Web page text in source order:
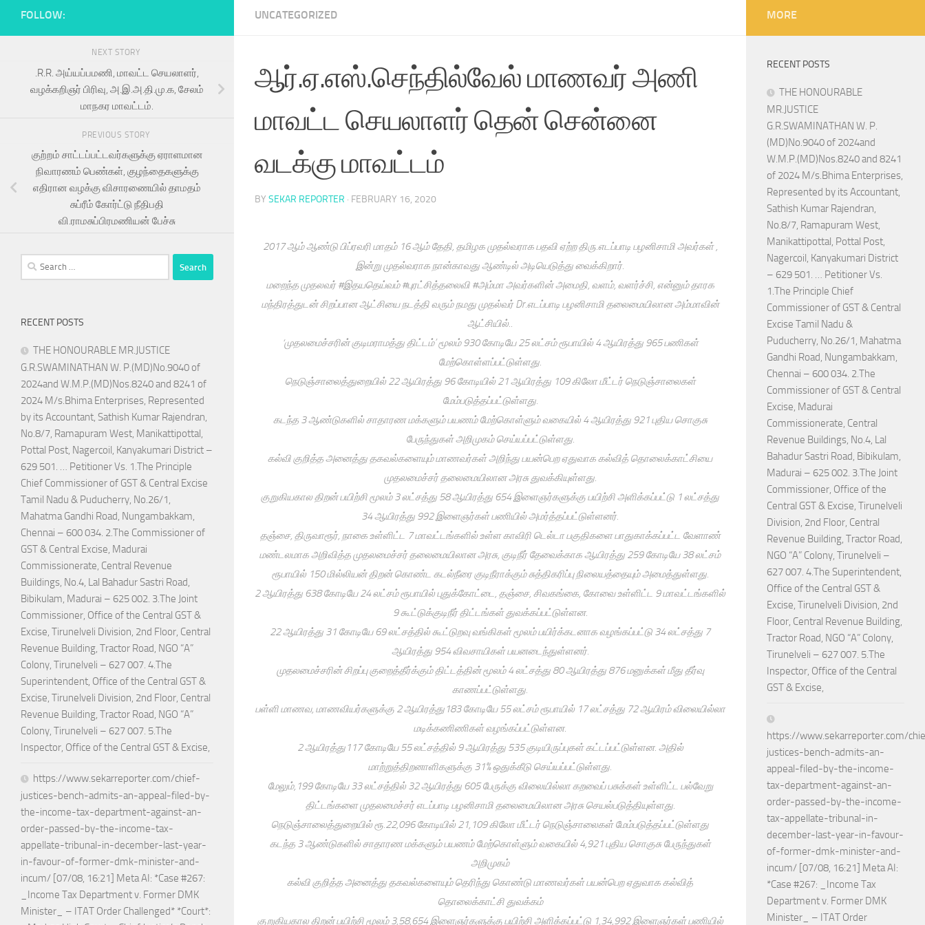
UNCATEGORIZED
ஆர்.ஏ.எஸ்.செந்தில்வேல் மாணவர் அணி
மாவட்ட செயலாளர் தென் சென்னை
வடக்கு மாவட்டம்
BY SEKAR REPORTER · FEBRUARY 16, 2020
2017 ஆம் ஆண்டு பிப்ரவரி மாதம் 16 ஆம் தேதி, தமிழக முதல்வராக பதவி ஏற்ற திரு.எடப்பாடி பழனிசாமி அவர்கள் ,
இன்று முதல்வராக நான்காவது ஆண்டில் அடியெடுத்து வைக்கிறார்.
மறைந்த முதலவர் #இதயதெய்வம் #புரட்சித்தலைவி #அம்மா அவர்களின் அமைதி, வளம், வளர்ச்சி, என்னும் தாரக
மந்திரத்துடன் சிறப்பான ஆட்சியை நடத்தி வரும் நமது முதல்வர் Dr.எடப்பாடி பழனிசாமி தலைமையிலான அம்மாவின்
ஆட்சியில்..
‘முதலமைச்சரின் குடிமராமத்து திட்டம்’ மூலம் 930 கோடியே 25 லட்சம் ரூபாயில் 4 ஆயிரத்து 965 பணிகள்
மேற்கொள்ளப்பட்டுள்ளது.
நெடுஞ்சாலைத்துறையில் 22 ஆயிரத்து 96 கோடியில் 21 ஆயிரத்து 109 கிலோ மீட்டர் நெடுஞ்சாலைகள்
மேம்படுத்தப்பட்டுள்ளது.
கடந்த 3 ஆண்டுகளில் சாதாரண மக்களும் பயணம் மேற்கொள்ளும் வகையில் 4 ஆயிரத்து 921 புதிய சொகுசு
பேருந்துகள் அறிமுகம் செய்யப்பட்டுள்ளது.
கல்வி குறித்த அனைத்து தகவல்களையும் மாணவர்கள் அறிந்து பயன்பெற ஏதுவாக கல்வித் தொலைக்காட்சியை
முதலமைச்சர் தலைமையிலான அரசு துவக்கியுள்ளது.
குறுகியகால திறன் பயிற்சி மூலம் 3 லட்சத்து 58 ஆயிரத்து 654 இளைஞர்களுக்கு பயிற்சி அளிக்கப்பட்டு 1 லட்சத்து
34 ஆயிரத்து 992 இளைஞர்கள் பணியில் அமர்த்தப்பட்டுள்ளனர்.
தஞ்சை, திருவாரூர், நாகை உள்ளிட்ட 7 மாவட்டங்களில் உள்ள காவிரி டெல்டா பகுதிகளை பாதுகாக்கப்பட்ட வேளாண்
மண்டலமாக அறிவித்த முதலமைச்சர் தலைமையிலான அரசு, குடிநீர் தேவைக்காக ஆயிரத்து 259 கோடியே 38 லட்சம்
ரூபாயில் 150 மில்லியன் திறன் கொண்ட கடல்நீரை குடிநீராக்கும் சுத்திகரிப்பு நிலையத்தையும் அமைத்துள்ளது.
2 ஆயிரத்து 638 கோடியே 24 லட்சம் ரூபாயில் புதுக்கோட்டை, தஞ்சை, சிவகங்கை, கோவை உள்ளிட்ட 9 மாவட்டங்களில்
9 கூட்டுக்குடிநீர் திட்டங்கள் துவக்கப்பட்டுள்ளன.
22 ஆயிரத்து 31 கோடியே 69 லட்சத்தில் கூட்டுறவு வங்கிகள் மூலம் பயிர்க்கடனாக வழங்கப்பட்டு 34 லட்சத்து 7
ஆயிரத்து 954 விவசாயிகள் பயனடைந்துள்ளனர்.
முதலமைச்சரின் சிறப்பு குறைத்தீர்க்கும் திட்டத்தின் மூலம் 4 லட்சத்து 80 ஆயிரத்து 876 மனுக்கள் மீது தீர்வு
காணப்பட்டுள்ளது.
பள்ளி மாணவ, மாணவியர்களுக்கு 2 ஆயிரத்து183 கோடியே 55 லட்சம் ரூபாயில் 17 லட்சத்து 72 ஆயிரம் விலையில்லா
மடிக்கணிணிகள் வழங்கப்பட்டுள்ளன.
2 ஆயிரத்து117 கோடியே 55 லட்சத்தில் 9 ஆயிரத்து 535 குடியிருப்புகள் கட்டப்பட்டுள்ளன. அதில்
மாற்றுத்திறனாளிகளுக்கு 31% ஒதுக்கீடு செய்யப்பட்டுள்ளது.
மேலும்,199 கோடியே 33 லட்சத்தில் 32 ஆயிரத்து 605 பேருக்கு விலையில்லா கறவைப் பசுக்கள் உள்ளிட்ட பல்வேறு
திட்டங்களை முதலமைச்சர் எடப்பாடி பழனிசாமி தலைமையிலான அரசு செயல்படுத்தியுள்ளது.
நெடுஞ்சாலைத்துறையில் ரூ.22,096 கோடியில் 21,109 கிலோ மீட்டர் நெடுஞ்சாலைகள் மேம்படுத்தப்பட்டுள்ளது
கடந்த 3 ஆண்டுகளில் சாதாரண மக்களும் பயணம் மேற்கொள்ளும் வகையில் 4,921 புதிய சொகுசு பேருந்துகள்
அறிமுகம்
கல்வி குறித்த அனைத்து தகவல்களையும் தெரிந்து கொண்டு மாணவர்கள் பயன்பெற ஏதுவாக கல்வித்
தொலைக்காட்சி துவக்கம்
குறுகியகால திறன் பயிற்சி மூலம் 3,58,654 இளைஞர்களுக்கு பயிற்சி அளிக்கப்பட்டு 1,34,992 இளைஞர்கள் பணியில்
FOLLOW:
NEXT STORY
.R.R. அய்யப்பமணி, மாவட்ட செயலாளர்,
வழக்கறிஞர் பிரிவு, அ.இ.அ.தி.மு.க, சேலம்
மாநகர மாவட்டம்.
PREVIOUS STORY
குற்றம் சாட்டப்பட்டவர்களுக்கு ஏராளமான
நிவாரணம் பெண்கள், குழந்தைகளுக்கு
எதிரான வழக்கு விசாரணையில் தாமதம்
சுப்ரீம் கோர்ட்டு நீதிபதி
வி.ராமசுப்பிரமணியன் பேச்சு
Search
for:
RECENT POSTS
THE HONOURABLE MR.JUSTICE
G.R.SWAMINATHAN W. P.(MD)No.9040 of
2024and W.M.P.(MD)Nos.8240 and 8241 of
2024 M/s.Bhima Enterprises, Represented
by its Accountant, Sathish Kumar Rajendran,
No.8/7, Ramapuram West, Manikattipottal,
Pottal Post, Nagercoil, Kanyakumari District –
629 501. … Petitioner Vs. 1.The Principle
Chief Commissioner of GST & Central Excise
Tamil Nadu & Puducherry, No.26/1,
Mahatma Gandhi Road, Nungambakkam,
Chennai – 600 034. 2.The Commissioner of
GST & Central Excise, Madurai
Commissionerate, Central Revenue
Buildings, No.4, Lal Bahadur Sastri Road,
Bibikulam, Madurai – 625 002. 3.The Joint
Commissioner, Office of the Central GST &
Excise, Tirunelveli Division, 2nd Floor, Central
Revenue Building, Tractor Road, NGO “A”
Colony, Tirunelveli – 627 007. 4.The
Superintendent, Office of the Central GST &
Excise, Tirunelveli Division, 2nd Floor, Central
Revenue Building, Tractor Road, NGO “A”
Colony, Tirunelveli – 627 007. 5.The
Inspector, Office of the Central GST & Excise,
https://www.sekarreporter.com/chief-
justices-bench-admits-an-appeal-filed-by-
the-income-tax-department-against-an-
order-passed-by-the-income-tax-
appellate-tribunal-in-december-last-year-
in-favour-of-former-dmk-minister-and-
incum/ [07/08, 16:21] Meta AI: *Case #267:
_Income Tax Department v. Former DMK
Minister_ – ITAT Order Challenged* *Court*:
MORE
RECENT POSTS
THE HONOURABLE
MR.JUSTICE
G.R.SWAMINATHAN W. P.
(MD)No.9040 of 2024and
W.M.P.(MD)Nos.8240 and 8241
of 2024 M/s.Bhima Enterprises,
Represented by its Accountant,
Sathish Kumar Rajendran,
No.8/7, Ramapuram West,
Manikattipottal, Pottal Post,
Nagercoil, Kanyakumari District
– 629 501. … Petitioner Vs.
1.The Principle Chief
Commissioner of GST & Central
Excise Tamil Nadu &
Puducherry, No.26/1, Mahatma
Gandhi Road, Nungambakkam,
Chennai – 600 034. 2.The
Commissioner of GST & Central
Excise, Madurai
Commissionerate, Central
Revenue Buildings, No.4, Lal
Bahadur Sastri Road, Bibikulam,
Madurai – 625 002. 3.The Joint
Commissioner, Office of the
Central GST & Excise, Tirunelveli
Division, 2nd Floor, Central
Revenue Building, Tractor Road,
NGO “A” Colony, Tirunelveli –
627 007. 4.The Superintendent,
Office of the Central GST &
Excise, Tirunelveli Division, 2nd
Floor, Central Revenue Building,
Tractor Road, NGO “A” Colony,
Tirunelveli – 627 007. 5.The
Inspector, Office of the Central
GST & Excise,
https://www.sekarreporter.com/
justices-bench-admits-an-
appeal-filed-by-the-income-
tax-department-against-an-
order-passed-by-the-income-
tax-appellate-tribunal-in-
december-last-year-in-favour-
of-former-dmk-minister-and-
incum/ [07/08, 16:21] Meta AI:
*Case #267: _Income Tax
Department v. Former DMK
Minister_ – ITAT Order